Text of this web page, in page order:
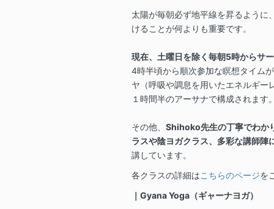
太陽が毎朝必ず地平線を昇るように
けることが何よりも重要です。
現在、土曜日を除く毎朝5時からサ
4時半頃から順次参加な瞑想タイム
ヤ（呼吸や調息を用いたエネルギー
１時間半のアーサナで構成されます
その他、 Shihoko先生の丁寧でわか
ラスや陰ヨガクラス、多彩な講師陣
講しています。
各クラスの詳細はこちらのページを
｜Gyana Yoga（ギャーナヨガ）